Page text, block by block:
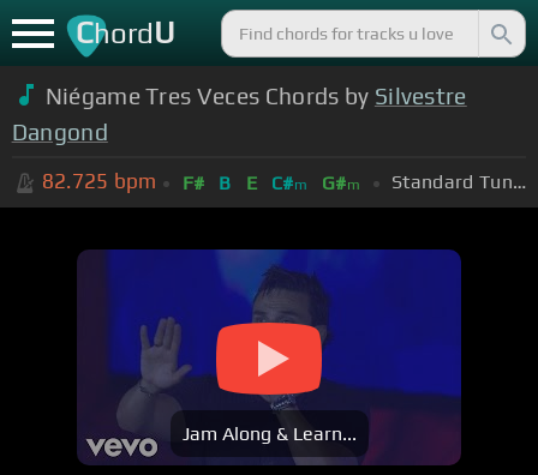
ChordU
Niégame Tres Veces Chords by Silvestre
Dangond
82.725 bpm F# B E C#m G#m Standard Tuning (EADGBE)
Jam Along & Learn...